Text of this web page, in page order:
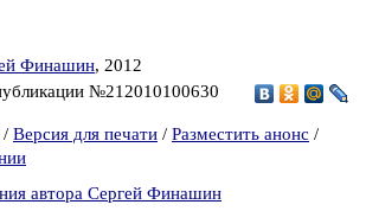
Финашин, 2012
№212010100630
/ Версия для печати / Разместить анонс /
автора Сергей Финашин